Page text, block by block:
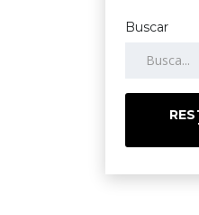
Buscar